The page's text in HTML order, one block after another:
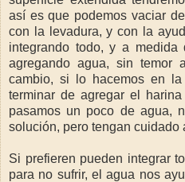
así es que podemos vaciar
con la levadura, y con la
integrando todo, y a
agregando agua, sin temor
cambio, si lo hacemos en
terminar de agregar el
pasamos un poco de agua,
solución, pero tengan cuidado
Si prefieren pueden integrar
para no sufrir, el agua nos